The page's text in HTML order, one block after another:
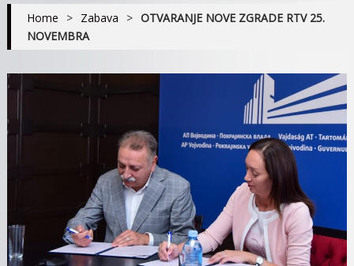
Home > Zabava > OTVARANJE NOVE ZGRADE RTV 25.
NOVEMBRA